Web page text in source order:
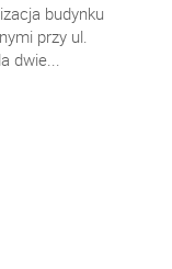
budynku
przy ul.
dwie...